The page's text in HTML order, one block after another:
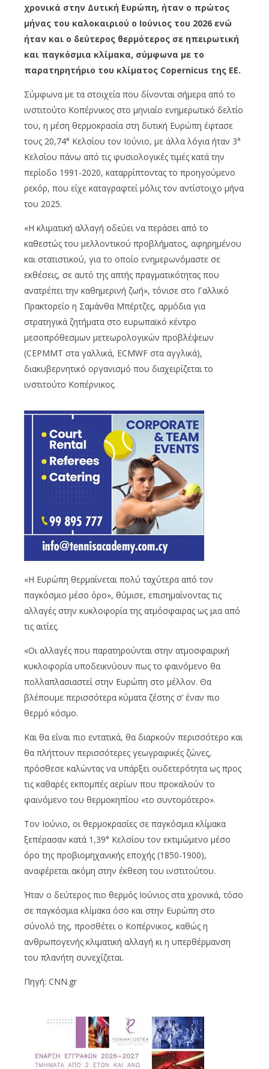
χρονικά στην Δυτική Ευρώπη, ήταν ο πρώτος
μήνας του καλοκαιριού ο Ιούνιος του 2026 ενώ
ήταν και ο δεύτερος θερμότερος σε ηπειρωτική
και παγκόσμια κλίμακα, σύμφωνα με το
παρατηρητήριο του κλίματος Copernicus της ΕΕ.
Σύμφωνα με τα στοιχεία που δίνονται σήμερα από το
ινστιτούτο Κοπέρνικος στο μηνιαίο ενημερωτικό δελτίο
του, η μέση θερμοκρασία στη δυτική Ευρώπη έφτασε
τους 20,74° Κελσίου τον Ιούνιο, με άλλα λόγια ήταν 3°
Κελσίου πάνω από τις φυσιολογικές τιμές κατά την
περίοδο 1991-2020, καταρρίπτοντας το προηγούμενο
ρεκόρ, που είχε καταγραφτεί μόλις τον αντίστοιχο μήνα
του 2025.
«Η κλιματική αλλαγή οδεύει να περάσει από το
καθεστώς του μελλοντικού προβλήματος, αφηρημένου
και στατιστικού, για το οποίο ενημερωνόμαστε σε
εκθέσεις, σε αυτό της απτής πραγματικότητας που
ανατρέπει την καθημερινή ζωή», τόνισε στο Γαλλικό
Πρακτορείο η Σαμάνθα Μπέρτζες, αρμόδια για
στρατηγικά ζητήματα στο ευρωπαϊκό κέντρο
μεσοπρόθεσμων μετεωρολογικών προβλέψεων
(CEPMMT στα γαλλικά, ECMWF στα αγγλικά),
διακυβερνητικό οργανισμό που διαχειρίζεται το
ινστιτούτο Κοπέρνικος.
«Η Ευρώπη θερμαίνεται πολύ ταχύτερα από τον
παγκόσμιο μέσο όρο», θύμισε, επισημαίνοντας τις
αλλαγές στην κυκλοφορία της ατμόσφαιρας ως μια από
τις αιτίες.
«Οι αλλαγές που παρατηρούνται στην ατμοσφαιρική
κυκλοφορία υποδεικνύουν πως το φαινόμενο θα
πολλαπλασιαστεί στην Ευρώπη στο μέλλον. Θα
βλέπουμε περισσότερα κύματα ζέστης σ’ έναν πιο
θερμό κόσμο.
Και θα είναι πιο εντατικά, θα διαρκούν περισσότερο και
θα πλήττουν περισσότερες γεωγραφικές ζώνες,
πρόσθεσε καλώντας να υπάρξει ουδετερότητα ως προς
τις καθαρές εκπομπές αερίων που προκαλούν το
φαινόμενο του θερμοκηπίου «το συντομότερο».
Τον Ιούνιο, οι θερμοκρασίες σε παγκόσμια κλίμακα
ξεπέρασαν κατά 1,39° Κελσίου τον εκτιμώμενο μέσο
όρο της προβιομηχανικής εποχής (1850-1900),
αναφέρεται ακόμη στην έκθεση του ινστιτούτου.
Ήταν ο δεύτερος πιο θερμός Ιούνιος στα χρονικά, τόσο
σε παγκόσμια κλίμακα όσο και στην Ευρώπη στο
σύνολό της, προσθέτει ο Κοπέρνικος, καθώς η
ανθρωπογενής κλιματική αλλαγή κι η υπερθέρμανση
του πλανήτη συνεχίζεται.
Πηγή: CNN.gr